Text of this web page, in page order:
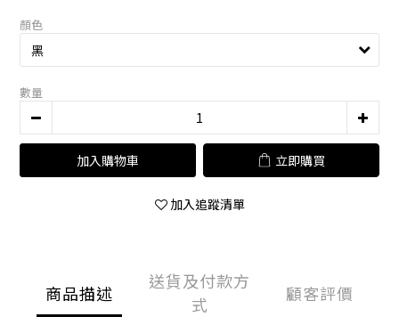
顏色
數量
加入購物車 立即購買
加入追蹤清單
商品描述
送貨及付款方
式
顧客評價